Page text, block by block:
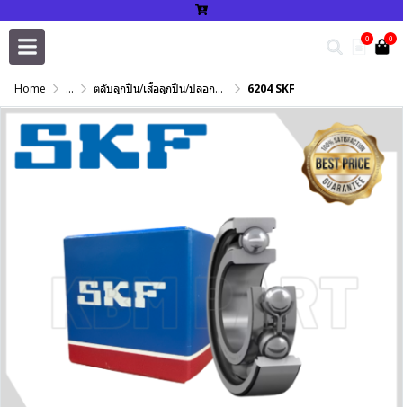
0 0
Home ... ตลับลูกปืน/เสื้อลูกปืน/ปลอกปรับเพลา/แหวนกำหนด/เพลาฮาร์ดโครม 6204 SKF